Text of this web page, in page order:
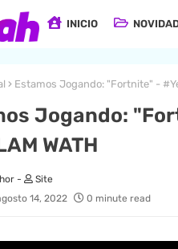
INICIO
Estamos Jogando: "Fortnite" -
Jogando:
WATH
Site
14, 2022
0 minute read